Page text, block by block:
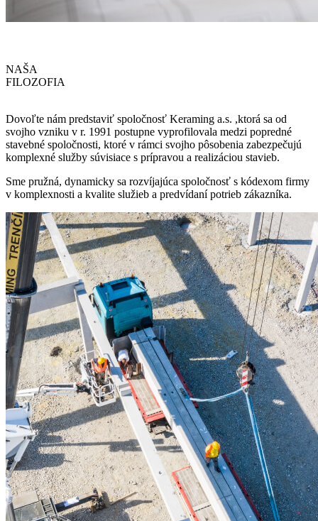
NAŠA
FILOZOFIA
Dovoľte nám predstaviť spoločnosť Keraming a.s. ,ktorá sa od
svojho vzniku v r. 1991 postupne vyprofilovala medzi popredné
stavebné spoločnosti, ktoré v rámci svojho pôsobenia zabezpečujú
komplexné služby súvisiace s prípravou a realizáciou stavieb.
Sme pružná, dynamicky sa rozvíjajúca spoločnosť s kódexom firmy
v komplexnosti a kvalite služieb a predvídaní potrieb zákazníka.